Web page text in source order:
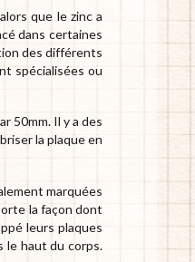
que le zinc a
dans certaines
des différents
spécialisées ou
50mm. Il y a des
la plaque en
marquées
la façon dont
leurs plaques
le haut du corps.